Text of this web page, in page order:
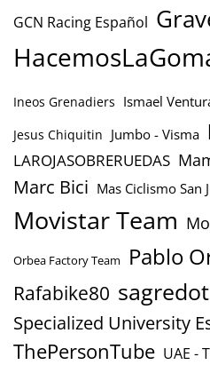
GCN Racing Español
Ineos Grenadiers Ismael
Jesus Chiquitin Jumbo - Visma
LAROJASOBRERUEDAS
Marc Bici Mas Ciclismo San
Movistar Team
Orbea Factory Team Pablo
Rafabike80
Specialized University
ThePersonTube UAE -